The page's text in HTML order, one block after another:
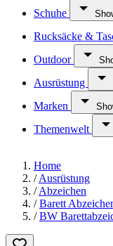
Schuhe
Rucksäcke &
Outdoor
Ausrüstung
Marken
Themenwelt
Home
/ Ausrüstung
/ Abzeichen
/ Barett
/ BW